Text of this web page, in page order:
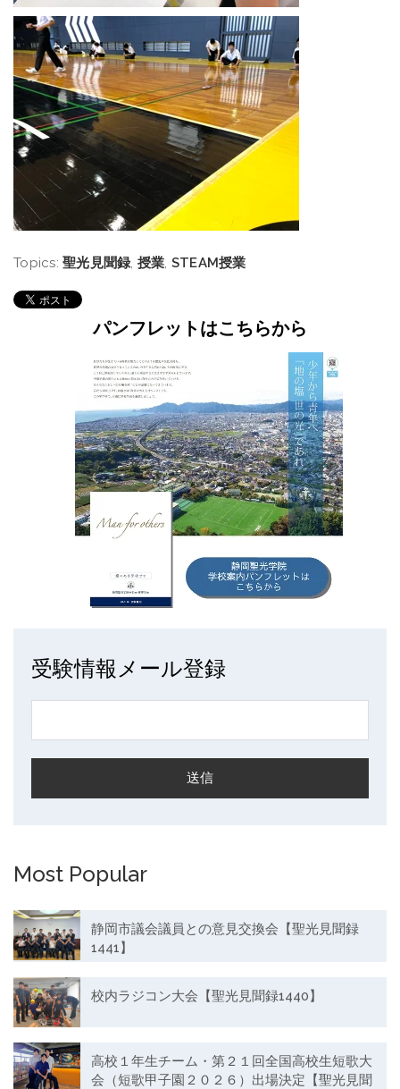
Topics: 聖光見聞録, 授業 STEAM授業
パンフレットはこちらから
受験情報メール登録
Most Popular
静岡市議会議員との意見交換会【聖光見聞録
1441】
校内ラジコン大会【聖光見聞録1440】
高校１年生チーム・第２１回全国高校生短歌大
会（短歌甲子園２０２６）出場決定【聖光見聞